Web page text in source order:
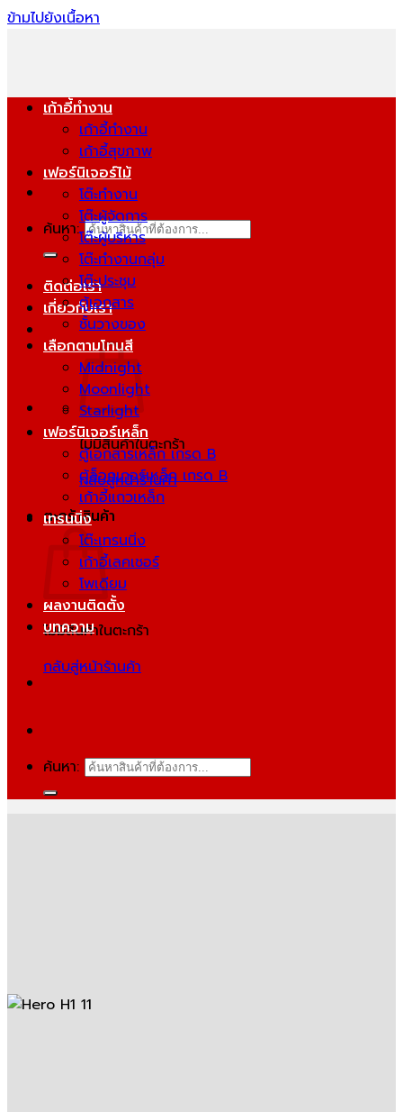
ข้ามไปยังเนื้อหา
ค้นหา:
ติดต่อเรา
เกี่ยวกับเรา
ไม่มีสินค้าในตะกร้า
กลับสู่หน้าร้านค้า
ตะกร้าสินค้า
ไม่มีสินค้าในตะกร้า
กลับสู่หน้าร้านค้า
เก้าอี้ทำงาน
เก้าอี้ทำงาน
เก้าอี้สุขภาพ
เฟอร์นิเจอร์ไม้
โต๊ะทำงาน
โต๊ะผู้จัดการ
โต๊ะผู้บริหาร
โต๊ะทำงานกลุ่ม
โต๊ะประชุม
ตู้เอกสาร
ชั้นวางของ
เลือกตามโทนสี
Midnight
Moonlight
Starlight
เฟอร์นิเจอร์เหล็ก
ตู้เอกสารเหล็ก เกรด B
ตู้ล็อกเกอร์เหล็ก เกรด B
เก้าอี้แถวเหล็ก
เทรนนิ่ง
โต๊ะเทรนนิ่ง
เก้าอี้เลคเชอร์
โพเดียม
ผลงานติดตั้ง
บทความ
ค้นหา: